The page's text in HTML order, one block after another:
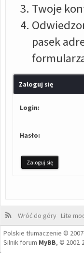
Twoje
pasek
Zaloguj się
Login:
Hasło:
Wróć do góry Lite
Polskie tłumaczenie ©
Silnik forum MyBB, © 2002-